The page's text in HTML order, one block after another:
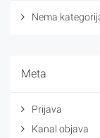
Nema
Meta
Prijava
Kanal objava